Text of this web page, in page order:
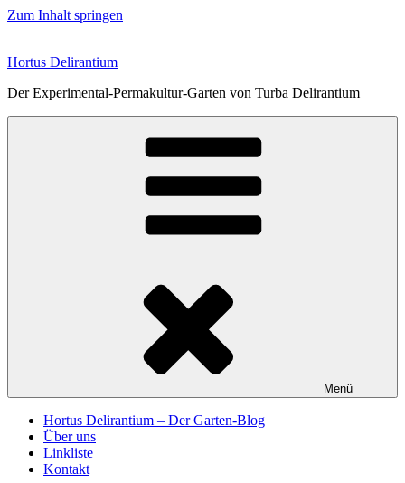
Zum Inhalt springen
Hortus Delirantium
Der Experimental-Permakultur-Garten von Turba Delirantium
Menü
Hortus Delirantium – Der Garten-Blog
Über uns
Linkliste
Kontakt